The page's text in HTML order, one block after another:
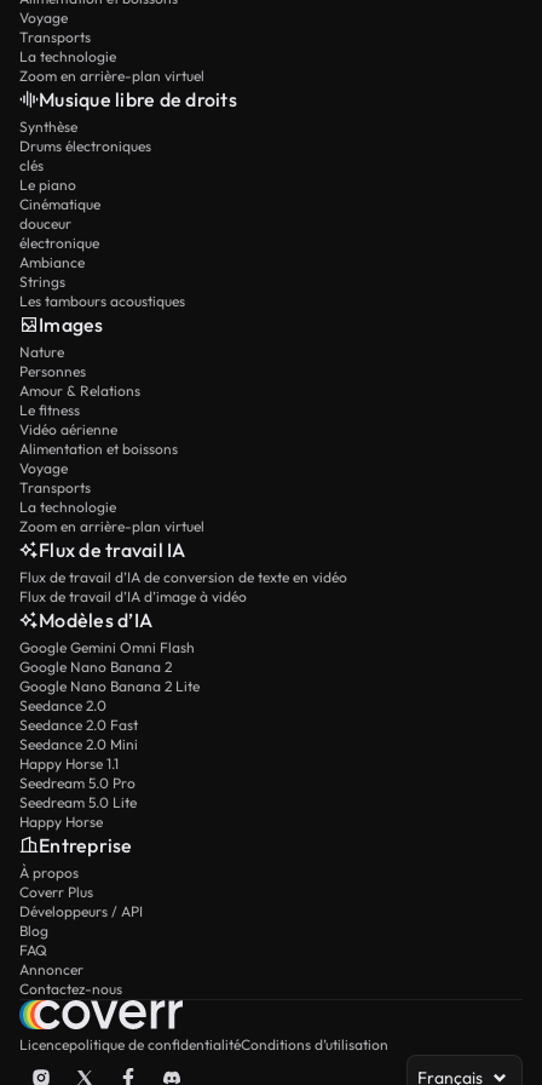
Voyage
Transports
La technologie
Zoom en arrière-plan virtuel
Musique libre de droits
Synthèse
Drums électroniques
clés
Le piano
Cinématique
douceur
électronique
Ambiance
Strings
Les tambours acoustiques
Images
Nature
Personnes
Amour & Relations
Le fitness
Vidéo aérienne
Alimentation et boissons
Voyage
Transports
La technologie
Zoom en arrière-plan virtuel
Flux de travail IA
Flux de travail d’IA de conversion de texte en vidéo
Flux de travail d’IA d’image à vidéo
Modèles d’IA
Google Gemini Omni Flash
Google Nano Banana 2
Google Nano Banana 2 Lite
Seedance 2.0
Seedance 2.0 Fast
Seedance 2.0 Mini
Happy Horse 1.1
Seedream 5.0 Pro
Seedream 5.0 Lite
Happy Horse
Entreprise
À propos
Coverr Plus
Développeurs / API
Blog
FAQ
Annoncer
Contactez-nous
Licencepolitique de confidentialitéConditions d’utilisation
Français